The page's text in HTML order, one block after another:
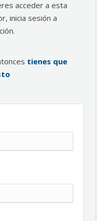
acceder a esta
inicia sesión a
tienes que